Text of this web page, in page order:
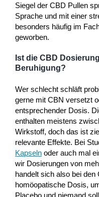
Siegel der CBD Pullen
Sprache und mit einer
besonders häufig im
geworben.
Ist die CBD
Beruhigung?
Wer schlecht schläft
gerne mit CBN versetzt
entsprechender Dosis.
enthalten meistens
Wirkstoff, doch das ist
relevante Effekte. Bei
Kapseln oder auch mal
wir Dosierungen von
handelt sich also bei den
homöopatische Dosis,